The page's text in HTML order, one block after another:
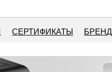
СЕРТИФИКАТЫ